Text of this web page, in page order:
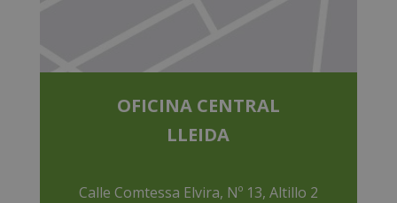
OFICINA CENTRAL
LLEIDA
Calle Comtessa Elvira, Nº 13, Altillo 2